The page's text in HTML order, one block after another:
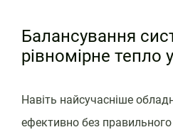
Балансування
рівномірне тепло
Навіть найсучасніше
ефективно без